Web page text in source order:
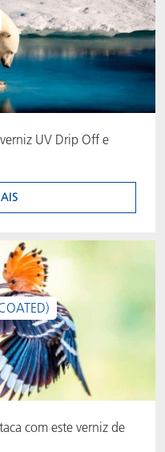
UV Drip Off e
com este verniz de